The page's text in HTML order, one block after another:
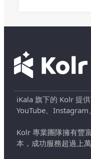
iKala 旗下的 Kolr 提
YouTube、
Kolr 專業團隊擁有豐
本，成功服務超過上萬